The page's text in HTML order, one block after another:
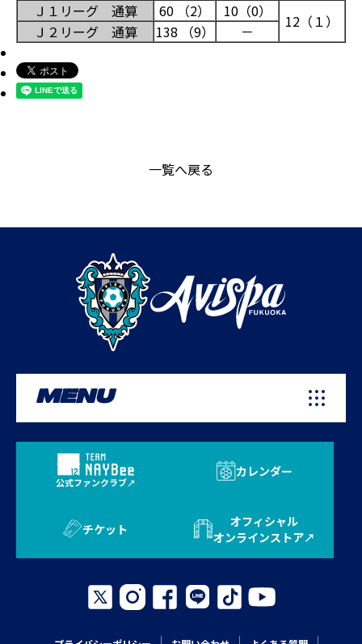
Ｊ１リーグ 通算
60 （2） 10（0）
12（１）
Ｊ２リーグ 通算 138 （9） －
一覧へ戻る
MENU
公式ファンクラブ
カレンダー
チケット
オフィシャル
オンラインストア